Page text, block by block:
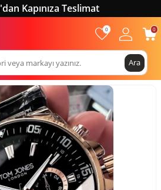
Kapınıza Teslimat
Ara
0 0